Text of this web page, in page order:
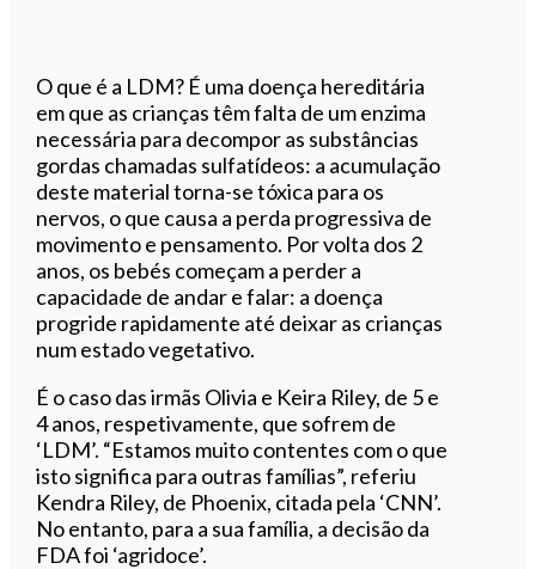
O que é a LDM? É uma doença hereditária
em que as crianças têm falta de um enzima
necessária para decompor as substâncias
gordas chamadas sulfatídeos: a acumulação
deste material torna-se tóxica para os
nervos, o que causa a perda progressiva de
movimento e pensamento. Por volta dos 2
anos, os bebés começam a perder a
capacidade de andar e falar: a doença
progride rapidamente até deixar as crianças
num estado vegetativo.
É o caso das irmãs Olivia e Keira Riley, de 5 e
4 anos, respetivamente, que sofrem de
‘LDM’. “Estamos muito contentes com o que
isto significa para outras famílias”, referiu
Kendra Riley, de Phoenix, citada pela ‘CNN’.
No entanto, para a sua família, a decisão da
FDA foi ‘agridoce’.